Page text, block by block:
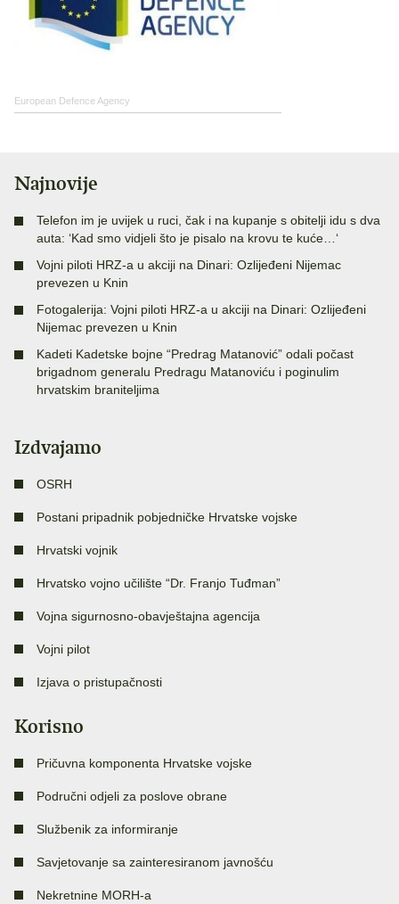
European Defence Agency
Najnovije
Telefon im je uvijek u ruci, čak i na kupanje s obitelji idu s dva
auta: ‘Kad smo vidjeli što je pisalo na krovu te kuće…‘
Vojni piloti HRZ-a u akciji na Dinari: Ozlijeđeni Nijemac
prevezen u Knin
Fotogalerija: Vojni piloti HRZ-a u akciji na Dinari: Ozlijeđeni
Nijemac prevezen u Knin
Kadeti Kadetske bojne “Predrag Matanović” odali počast
brigadnom generalu Predragu Matanoviću i poginulim
hrvatskim braniteljima
Izdvajamo
OSRH
Postani pripadnik pobjedničke Hrvatske vojske
Hrvatski vojnik
Hrvatsko vojno učilište “Dr. Franjo Tuđman”
Vojna sigurnosno-obavještajna agencija
Vojni pilot
Izjava o pristupačnosti
Korisno
Pričuvna komponenta Hrvatske vojske
Područni odjeli za poslove obrane
Službenik za informiranje
Savjetovanje sa zainteresiranom javnošću
Nekretnine MORH-a